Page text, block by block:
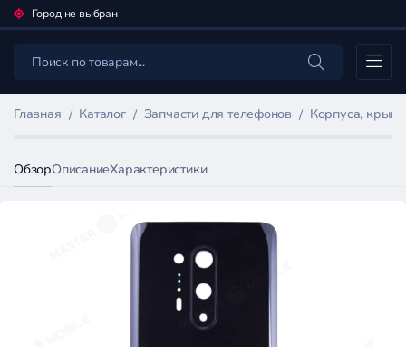
Город не выбран
Каталог
Главная Каталог Запчасти для телефонов Корпуса,
ОбзорОписаниеХарактеристики